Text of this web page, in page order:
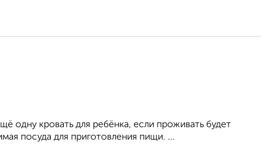
одну кровать для ребёнка, если проживать будет
посуда для приготовления пищи. ...